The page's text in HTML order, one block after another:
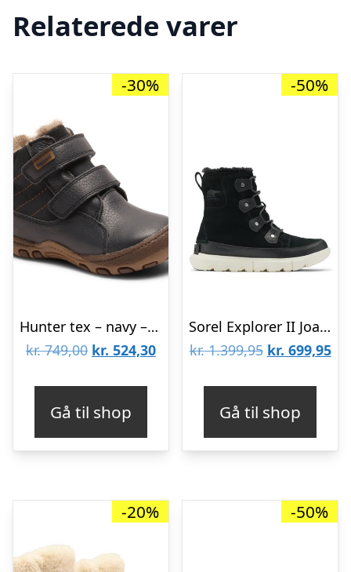
Relaterede varer
-30%
Hunter tex – navy – 22
kr.749,00 Den
var:
kr. 749,00.
kr. 524,30Den
kr. 524,30.
Gå til shop
-50%
Sorel Explorer II Joan Womens, Black / Fawn
kr.1.399,95 Den
var:
kr. 1.399,95.
kr. 699,95
kr.
Gå til shop
-20% -50%